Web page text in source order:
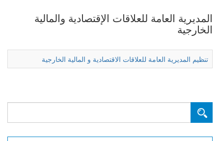
المديرية العامة للعلاقات الإقتصادية والمالية
الخارجية
تنظيم المديرية العامة للعلاقات الاقتصادية و المالية الخارجية
البحث...